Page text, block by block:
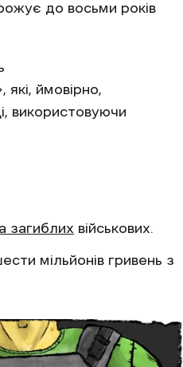
до восьми років
які, ймовірно,
використовуючи
загиблих військових.
мільйонів гривень з